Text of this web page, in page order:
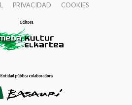
PRIVACIDAD COOKIES